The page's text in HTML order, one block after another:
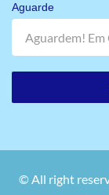
Aguarde
© All right